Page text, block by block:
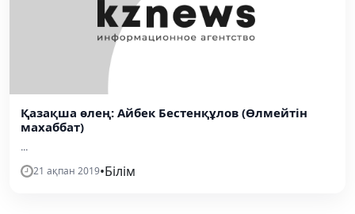
Қазақша өлең: Айбек Бестенқұлов (Өлмейтін
махаббат)
...
21 ақпан 2019•Білім